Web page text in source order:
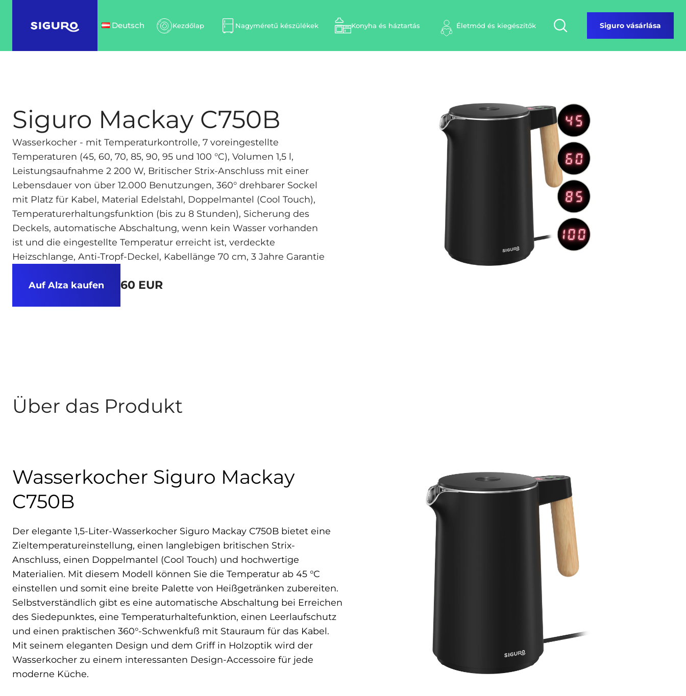
Deutsch Kezdőlap Nagyméretű készülékek Konyha és háztartás Életmód és kiegészítők Siguro vásárlása
Siguro Mackay C750B
Wasserkocher - mit Temperaturkontrolle, 7 voreingestellte
Temperaturen (45, 60, 70, 85, 90, 95 und 100 °C), Volumen 1,5 l,
Leistungsaufnahme 2 200 W, Britischer Strix-Anschluss mit einer
Lebensdauer von über 12.000 Benutzungen, 360° drehbarer Sockel
mit Platz für Kabel, Material Edelstahl, Doppelmantel (Cool Touch),
Temperaturerhaltungsfunktion (bis zu 8 Stunden), Sicherung des
Deckels, automatische Abschaltung, wenn kein Wasser vorhanden
ist und die eingestellte Temperatur erreicht ist, verdeckte
Heizschlange, Anti-Tropf-Deckel, Kabellänge 70 cm, 3 Jahre Garantie
Auf Alza kaufen 60 EUR
Über das Produkt
Wasserkocher Siguro Mackay
C750B
Der elegante 1,5-Liter-Wasserkocher Siguro Mackay C750B bietet eine
Zieltemperatureinstellung, einen langlebigen britischen Strix-
Anschluss, einen Doppelmantel (Cool Touch) und hochwertige
Materialien. Mit diesem Modell können Sie die Temperatur ab 45 °C
einstellen und somit eine breite Palette von Heißgetränken zubereiten.
Selbstverständlich gibt es eine automatische Abschaltung bei Erreichen
des Siedepunktes, eine Temperaturhaltefunktion, einen Leerlaufschutz
und einen praktischen 360°-Schwenkfuß mit Stauraum für das Kabel.
Mit seinem eleganten Design und dem Griff in Holzoptik wird der
Wasserkocher zu einem interessanten Design-Accessoire für jede
moderne Küche.